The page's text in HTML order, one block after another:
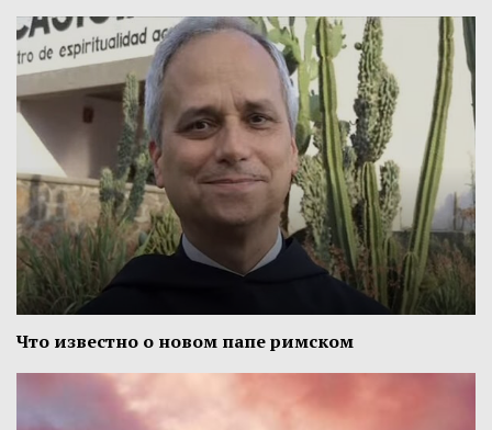
Что известно о новом папе римском